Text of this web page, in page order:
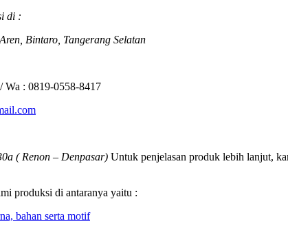
di :
Bintaro, Tangerang Selatan
Wa : 0819-0558-8417
( Renon – Denpasar) Untuk penjelasan produk lebih lanjut,
produksi di antaranya yaitu :
bahan serta motif